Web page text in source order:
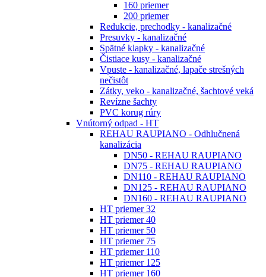
160 priemer
200 priemer
Redukcie, prechodky - kanalizačné
Presuvky - kanalizačné
Spätné klapky - kanalizačné
Čistiace kusy - kanalizačné
Vpuste - kanalizačné, lapače strešných
nečistôt
Zátky, veko - kanalizačné, šachtové veká
Revízne šachty
PVC korug rúry
Vnútorný odpad - HT
REHAU RAUPIANO - Odhlučnená
kanalizácia
DN50 - REHAU RAUPIANO
DN75 - REHAU RAUPIANO
DN110 - REHAU RAUPIANO
DN125 - REHAU RAUPIANO
DN160 - REHAU RAUPIANO
HT priemer 32
HT priemer 40
HT priemer 50
HT priemer 75
HT priemer 110
HT priemer 125
HT priemer 160